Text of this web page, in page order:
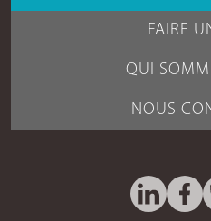
FAIRE
QUI
NOUS